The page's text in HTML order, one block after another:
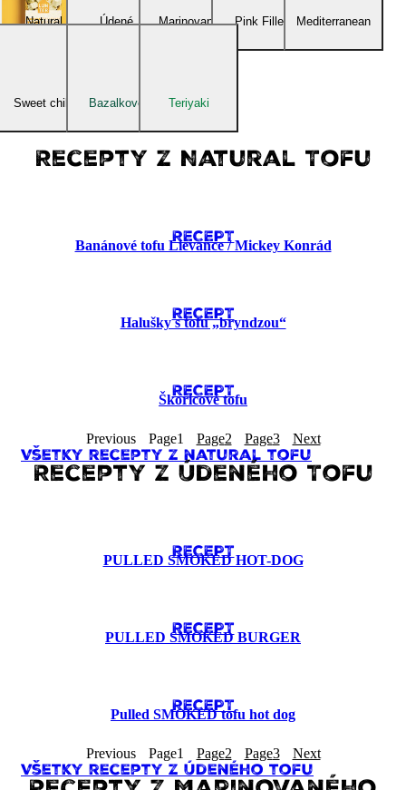
Natural Údené Marinované Pink Fillet Mediterranean
Sweet chilli Bazalkové Teriyaki
Recepty z Natural Tofu
RECEPT
Banánové tofu Lievance​ / Mickey Konrád
RECEPT
Halušky s tofu „bryndzou“
RECEPT
Škoricové tofu
Previous Page1 Page2 Page3 Next
Všetky recepty z natural tofu
Recepty z Údeného Tofu
RECEPT
PULLED SMOKED HOT-DOG
RECEPT
PULLED SMOKED BURGER
RECEPT
Pulled SMOKED tofu hot dog
Previous Page1 Page2 Page3 Next
Všetky recepty z Údeného tofu